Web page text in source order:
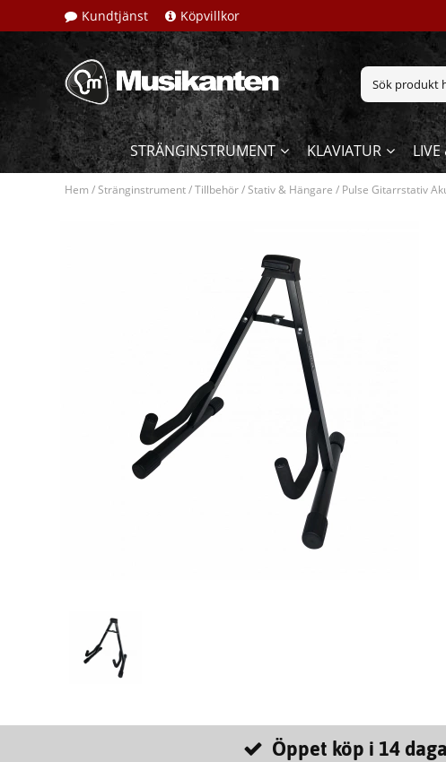
Kundtjänst Köpvillkor
STRÄNGINSTRUMENT KLAVIATUR LIVE
Hem /Stränginstrument/Tillbehör/Stativ & Hängare / Pulse Gitarrstativ
Öppet köp i 14